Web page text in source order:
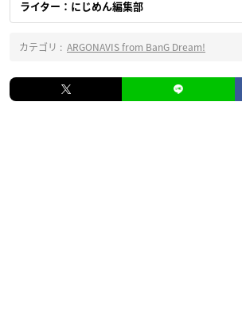
ライター：にじめん編集部
カテゴリ : ARGONAVIS from BanG Dream!